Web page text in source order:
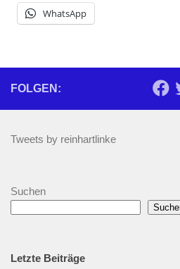
WhatsApp
FOLGEN:
Tweets by reinhartlinke
Suchen
Letzte Beiträge